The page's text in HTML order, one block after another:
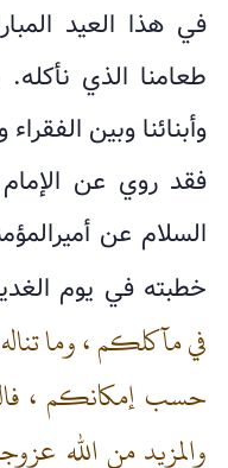
في هذا العيد
طعامنا الذي
وأبنائنا وبين
فقد روي عن
السلام عن
خطبته في يوم
في مآكلكم ، وما
حسب إمكانكم ،
والمزيد من الله